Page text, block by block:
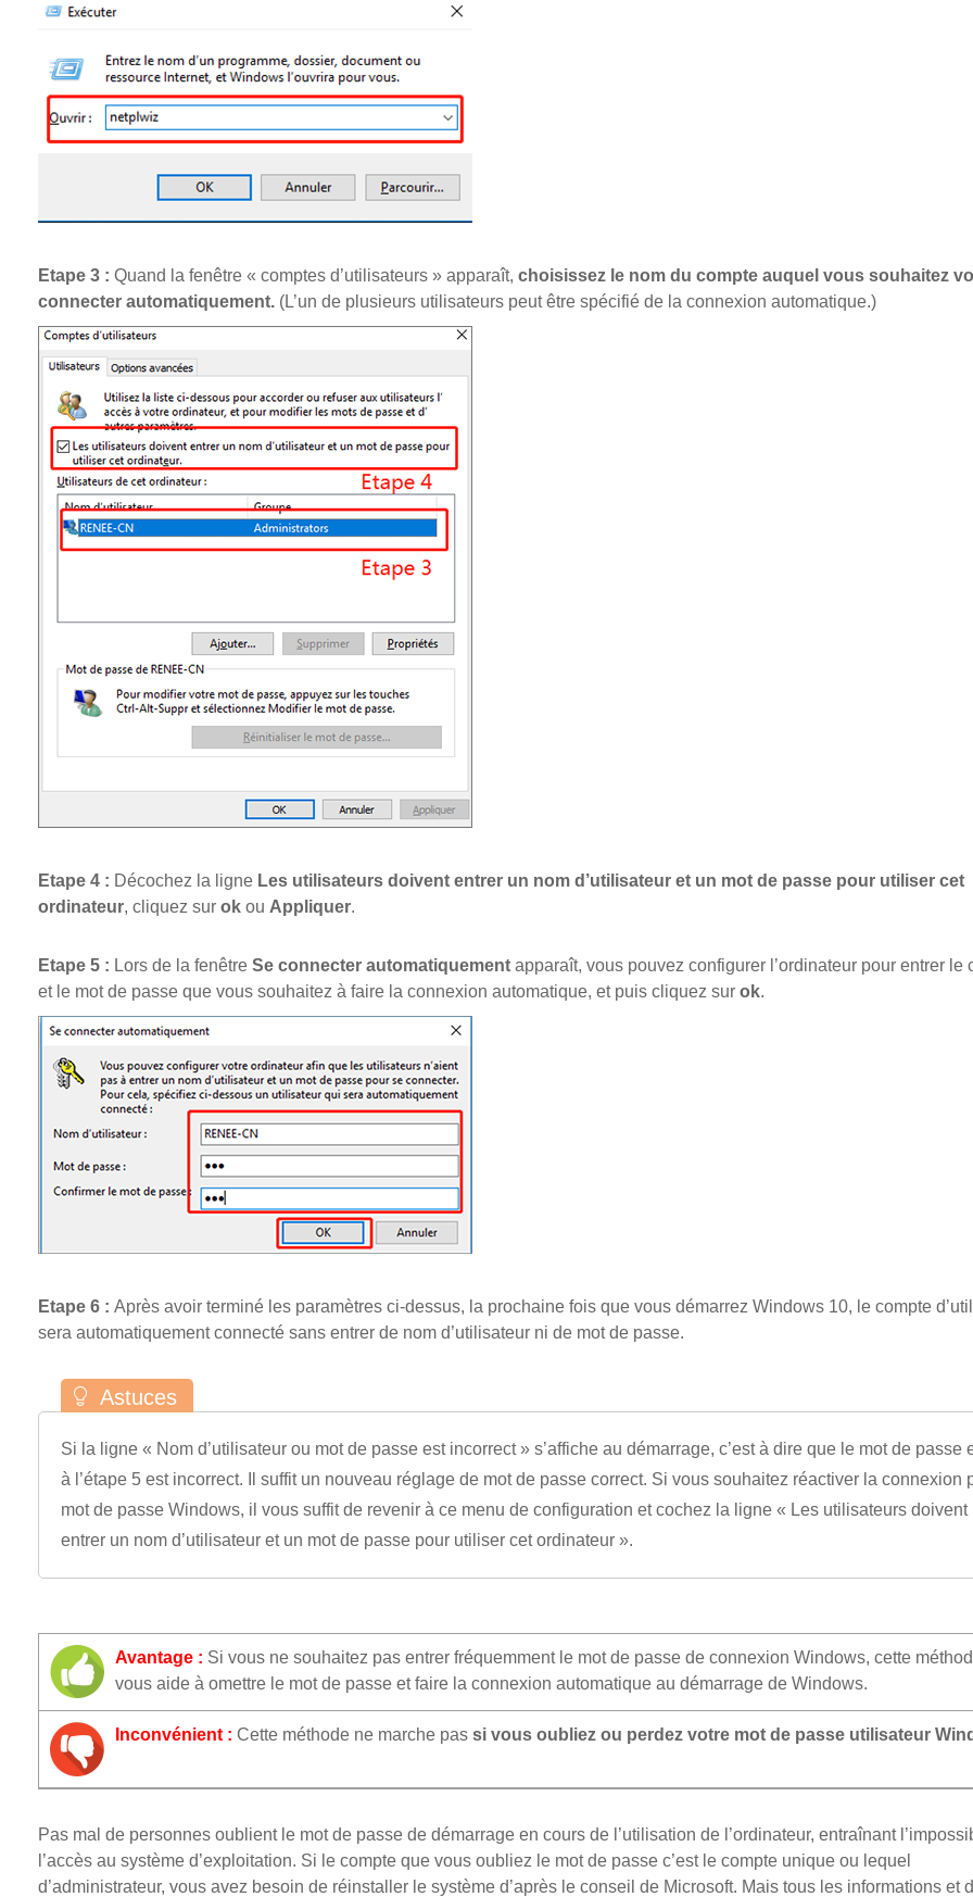
Etape 3 : Quand la fenêtre « comptes d’utilisateurs » apparaît, choisissez le nom du compte auquel vous souhaitez
connecter automatiquement. (L’un de plusieurs utilisateurs peut être spécifié de la connexion automatique.)
Etape 4 : Décochez la ligne Les utilisateurs doivent entrer un nom d’utilisateur et un mot de passe pour utiliser cet
ordinateur, cliquez sur ok ou Appliquer.
Etape 5 : Lors de la fenêtre Se connecter automatiquement apparaît, vous pouvez configurer l’ordinateur pour entrer le
et le mot de passe que vous souhaitez à faire la connexion automatique, et puis cliquez sur ok.
Etape 6 : Après avoir terminé les paramètres ci-dessus, la prochaine fois que vous démarrez Windows 10, le compte
sera automatiquement connecté sans entrer de nom d’utilisateur ni de mot de passe.
Si la ligne « Nom d’utilisateur ou mot de passe est incorrect » s’affiche au démarrage, c’est à dire que le mot de passe
à l’étape 5 est incorrect. Il suffit un nouveau réglage de mot de passe correct. Si vous souhaitez réactiver la connexion
mot de passe Windows, il vous suffit de revenir à ce menu de configuration et cochez la ligne « Les utilisateurs doivent
entrer un nom d’utilisateur et un mot de passe pour utiliser cet ordinateur ».
Avantage : Si vous ne souhaitez pas entrer fréquemment le mot de passe de connexion Windows, cette
vous aide à omettre le mot de passe et faire la connexion automatique au démarrage de Windows.
Inconvénient : Cette méthode ne marche pas si vous oubliez ou perdez votre mot de passe utilisateur
Pas mal de personnes oublient le mot de passe de démarrage en cours de l’utilisation de l’ordinateur, entraînant
l’accès au système d’exploitation. Si le compte que vous oubliez le mot de passe c’est le compte unique ou lequel
d’administrateur, vous avez besoin de réinstaller le système d’après le conseil de Microsoft. Mais tous les informations et